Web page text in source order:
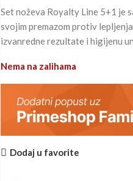
Set noževa Royalty Line 5+1 je
svojim premazom protiv
izvanredne rezultate i higijenu
Nema na zalihama
Dodaj u favorite